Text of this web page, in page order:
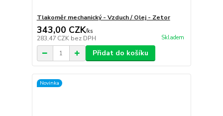
Tlakoměr mechanický - Vzduch / Olej - Zetor
343,00 CZK/ks
283,47 CZK bez DPH Skladem
Přidat do košíku
Novinka